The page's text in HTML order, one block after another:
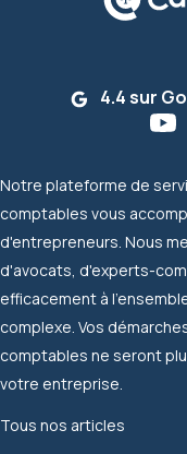
4.4 sur
Notre plateforme de
comptables vous
d'entrepreneurs. Nous
d'avocats, d'experts-
efficacement à
complexe. Vos
comptables ne seront
votre entreprise.
Tous nos articles